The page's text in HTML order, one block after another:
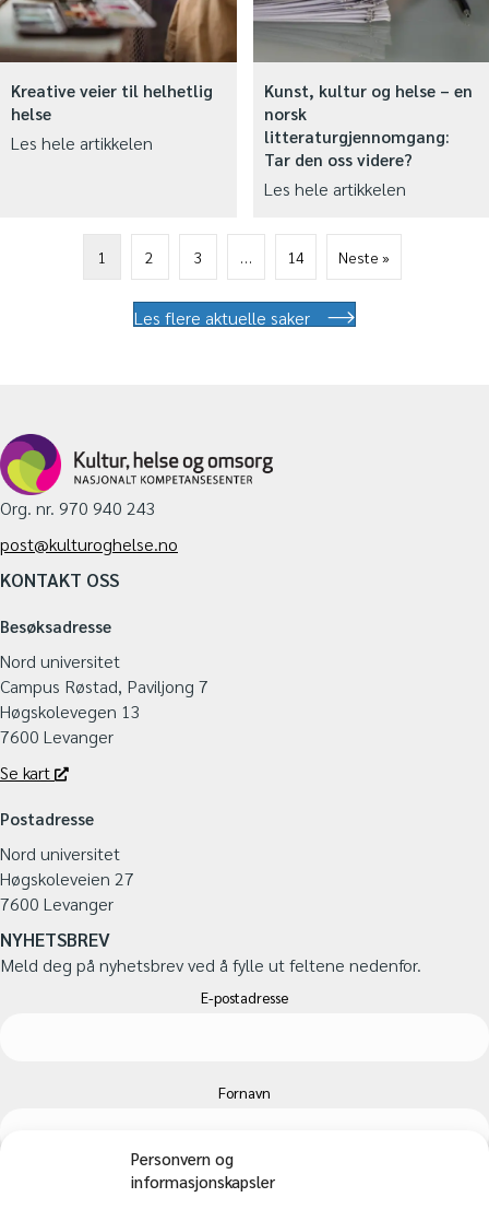
Personvern og
informasjonskapsler
Kreative veier til helhetlig
helse
Les hele artikkelen
Kunst, kultur og helse – en
norsk
litteraturgjennomgang:
Tar den oss videre?
Les hele artikkelen
1 2 3 … 14 Neste »
Les flere aktuelle saker
Org. nr. 970 940 243
post@kulturoghelse.no
KONTAKT OSS
Besøksadresse
Nord universitet
Campus Røstad, Paviljong 7
Høgskolevegen 13
7600 Levanger
Se kart
Postadresse
Nord universitet
Høgskoleveien 27
7600 Levanger
NYHETSBREV
Meld deg på nyhetsbrev ved å fylle ut feltene nedenfor.
E-postadresse
Fornavn
Etternavn